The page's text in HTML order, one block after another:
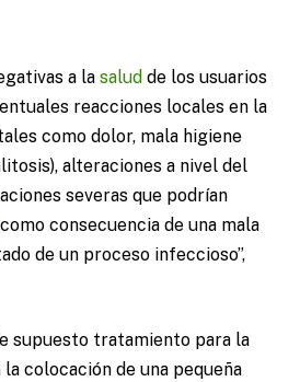
a la salud de los usuarios
reacciones locales en la
como dolor, mala higiene
alteraciones a nivel del
severas que podrían
consecuencia de una mala
de un proceso infeccioso”,
supuesto tratamiento para la
colocación de una pequeña